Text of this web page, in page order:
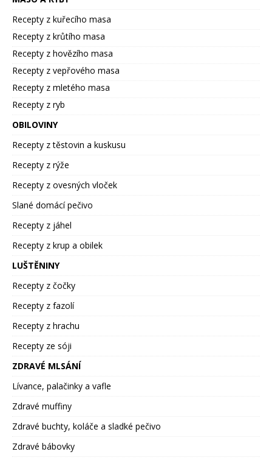
Recepty z kuřecího masa
Recepty z krůtího masa
Recepty z hovězího masa
Recepty z vepřového masa
Recepty z mletého masa
Recepty z ryb
OBILOVINY
Recepty z těstovin a kuskusu
Recepty z rýže
Recepty z ovesných vloček
Slané domácí pečivo
Recepty z jáhel
Recepty z krup a obilek
LUŠTĚNINY
Recepty z čočky
Recepty z fazolí
Recepty z hrachu
Recepty ze sóji
ZDRAVÉ MLSÁNÍ
Lívance, palačinky a vafle
Zdravé muffiny
Zdravé buchty, koláče a sladké pečivo
Zdravé bábovky